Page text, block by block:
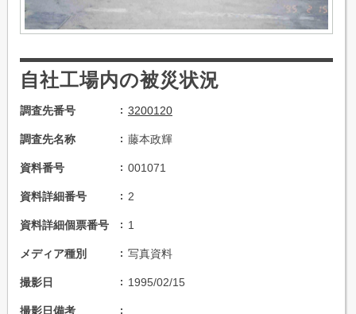
自社工場内の被災状況
調査先番号 3200120
調査先名称 藤本政輝
資料番号 001071
資料詳細番号 2
資料詳細個票番号 1
メディア種別 写真資料
撮影日 1995/02/15
撮影日備考